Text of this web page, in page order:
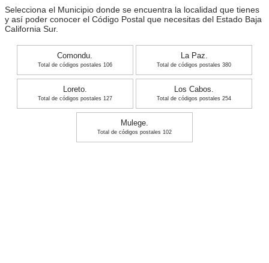
Selecciona el Municipio donde se encuentra la localidad que tienes
y así poder conocer el Código Postal que necesitas del Estado Baja
California Sur.
Comondu.
Total de códigos postales 106
La Paz.
Total de códigos postales 380
Loreto.
Total de códigos postales 127
Los Cabos.
Total de códigos postales 254
Mulege.
Total de códigos postales 102